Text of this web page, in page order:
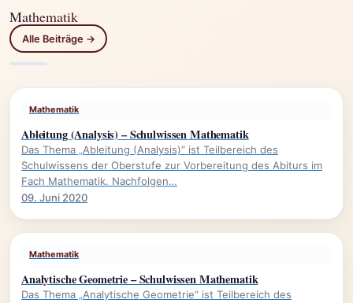
Mathematik
Alle Beiträge →
Mathematik
Ableitung (Analysis) – Schulwissen Mathematik
Das Thema „Ableitung (Analysis)“ ist Teilbereich des
Schulwissens der Oberstufe zur Vorbereitung des Abiturs im
Fach Mathematik. Nachfolgen…
09. Juni 2020
Mathematik
Analytische Geometrie – Schulwissen Mathematik
Das Thema „Analytische Geometrie“ ist Teilbereich des